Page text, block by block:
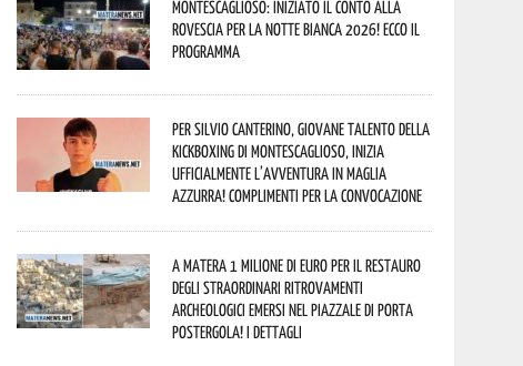
Montescaglioso: iniziato il conto alla
rovescia per la Notte Bianca 2026! Ecco il
programma
Per Silvio Canterino, giovane talento della
kickboxing di Montescaglioso, inizia
ufficialmente l’avventura in maglia
azzurra! Complimenti per la convocazione
A Matera 1 milione di euro per il restauro
degli straordinari ritrovamenti
archeologici emersi nel piazzale di Porta
Postergola! I dettagli